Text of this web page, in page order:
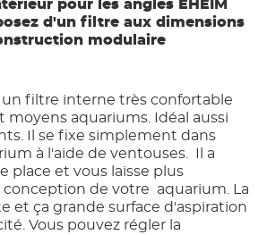
pour les angles EHEIM
d'un filtre aux dimensions
modulaire
un filtre interne très confortable
moyens aquariums. Idéal aussi
Il se fixe simplement dans
à l'aide de ventouses. Il a
place et vous laisse plus
conception de votre aquarium. La
et ça grande surface d'aspiration
Vous pouvez régler la